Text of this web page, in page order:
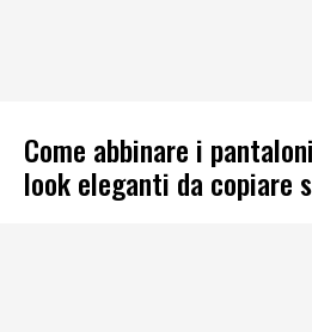
Come abbinare i
look eleganti da copiare